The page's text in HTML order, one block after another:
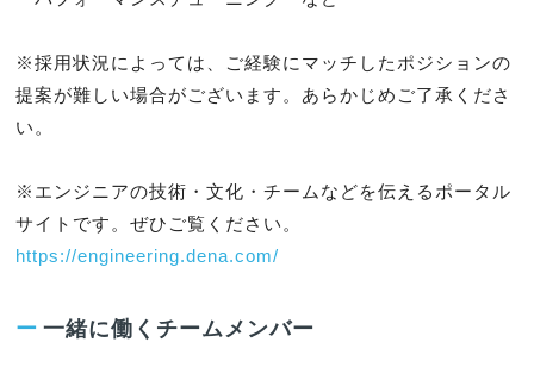
※採用状況によっては、ご経験にマッチしたポジションの
提案が難しい場合がございます。あらかじめご了承くださ
い。
※エンジニアの技術・文化・チームなどを伝えるポータル
https://engineering.dena.com/
ー 一緒に働くチームメンバー